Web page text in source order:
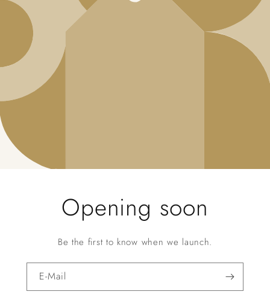
Opening soon
Be the first to know when we launch.
E-Mail